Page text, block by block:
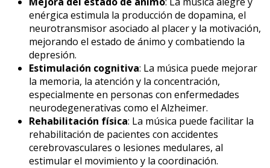
enérgica estimula la producción de dopamina, el
neurotransmisor asociado al placer y la motivación,
mejorando el estado de ánimo y combatiendo la
depresión.
Estimulación cognitiva: La música puede mejorar
la memoria, la atención y la concentración,
especialmente en personas con enfermedades
neurodegenerativas como el Alzheimer.
Rehabilitación física: La música puede facilitar la
rehabilitación de pacientes con accidentes
cerebrovasculares o lesiones medulares, al
estimular el movimiento y la coordinación.